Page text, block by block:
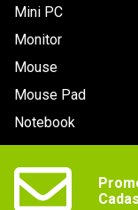
Mini PC
Monitor
Mouse
Mouse Pad
Notebook